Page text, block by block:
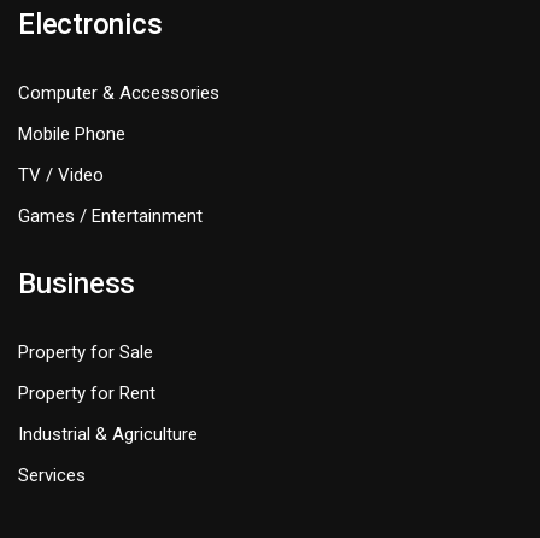
Electronics
Computer & Accessories
Mobile Phone
TV / Video
Games / Entertainment
Business
Property for Sale
Property for Rent
Industrial & Agriculture
Services